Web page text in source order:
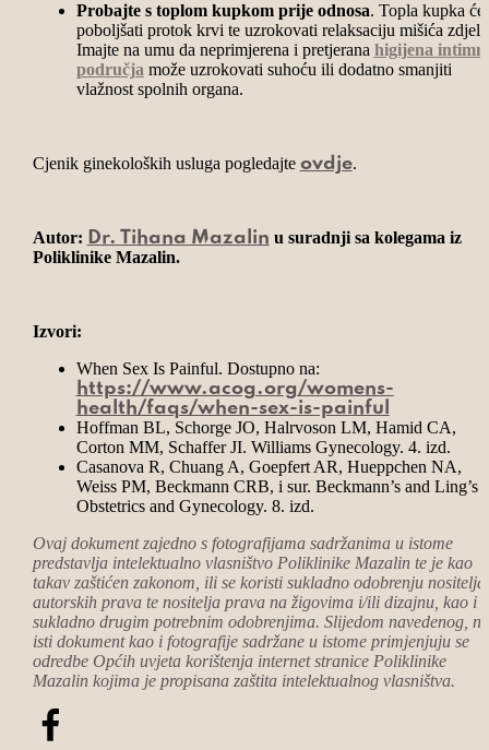
Probajte s toplom kupkom prije odnosa. Topla kupka će
poboljšati protok krvi te uzrokovati relaksaciju mišića
Imajte na umu da neprimjerena i pretjerana higijena
područja može uzrokovati suhoću ili dodatno smanjiti
vlažnost spolnih organa.
Cjenik ginekoloških usluga pogledajte ovdje.
Autor: Dr. Tihana Mazalin u suradnji sa kolegama iz
Poliklinike Mazalin.
Izvori:
When Sex Is Painful. Dostupno na:
https://www.acog.org/womens-
health/faqs/when-sex-is-painful
Hoffman BL, Schorge JO, Halrvoson LM, Hamid CA,
Corton MM, Schaffer JI. Williams Gynecology. 4. izd.
Casanova R, Chuang A, Goepfert AR, Hueppchen NA,
Weiss PM, Beckmann CRB, i sur. Beckmann’s and Ling’s
Obstetrics and Gynecology. 8. izd.
Ovaj dokument zajedno s fotografijama sadržanima u istome
predstavlja intelektualno vlasništvo Poliklinike Mazalin te je kao
takav zaštićen zakonom, ili se koristi sukladno odobrenju nositelja
autorskih prava te nositelja prava na žigovima i/ili dizajnu, kao i
sukladno drugim potrebnim odobrenjima. Slijedom navedenog, na
isti dokument kao i fotografije sadržane u istome primjenjuju se
odredbe Općih uvjeta korištenja internet stranice Poliklinike
Mazalin kojima je propisana zaštita intelektualnog vlasništva.